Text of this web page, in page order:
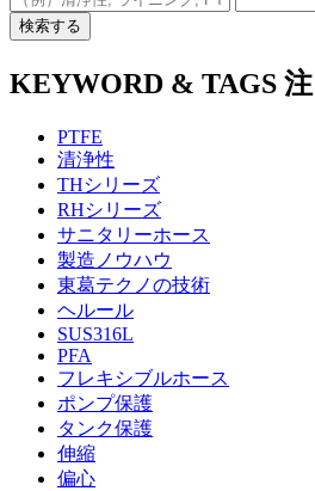
検索する
KEYWORD & TAGS
PTFE
清浄性
THシリーズ
RHシリーズ
サニタリーホース
製造ノウハウ
東葛テクノの技術
ヘルール
SUS316L
PFA
フレキシブルホース
ポンプ保護
タンク保護
伸縮
偏心